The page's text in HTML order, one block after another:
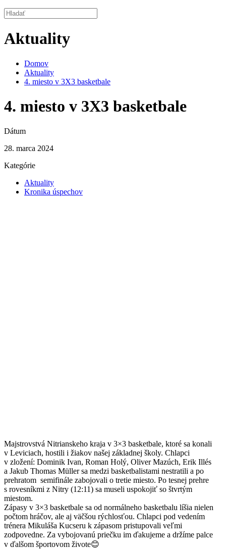
Aktuality
Domov
Aktuality
4. miesto v 3X3 basketbale
4. miesto v 3X3 basketbale
Dátum
28. marca 2024
Kategórie
Aktuality
Kronika úspechov
Majstrovstvá Nitrianskeho kraja v 3×3 basketbale, ktoré sa konali
v Leviciach, hostili i žiakov našej základnej školy. Chlapci
v zložení: Dominik Ivan, Roman Holý, Oliver Mazúch, Erik Illés
a Jakub Thomas Müller sa medzi basketbalistami nestratili a po
prehratom semifinále zabojovali o tretie miesto. Po tesnej prehre
s rovesníkmi z Nitry (12:11) sa museli uspokojiť so štvrtým
miestom.
Zápasy v 3×3 basketbale sa od normálneho basketbalu líšia nielen
počtom hráčov, ale aj väčšou rýchlosťou. Chlapci pod vedením
trénera Mikuláša Kucseru k zápasom pristupovali veľmi
zodpovedne. Za vybojovanú priečku im ďakujeme a držíme palce
v ďalšom športovom živote😊